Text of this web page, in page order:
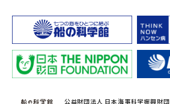
公益財団法人 日本海事科学振興財団